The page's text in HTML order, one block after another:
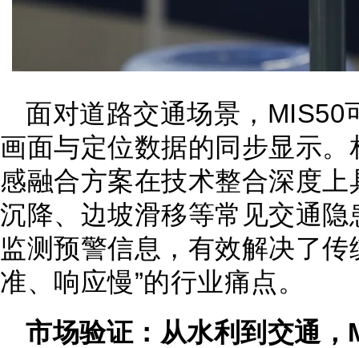
面对道路交通场景，MIS50
画面与定位数据的同步显示
感融合方案在技术整合深度
沉降、边坡滑移等常见交通
监测预警信息，有效解决了
准、响应慢”的行业痛点。
市场验证：从水利到交通